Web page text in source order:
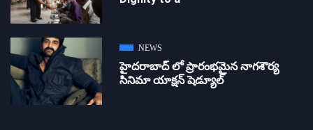
NEWS
హైదరాబాద్ లో ప్రారంభమైన నాగశౌర్య
సినిమా యాక్షన్ షెడ్యూల్